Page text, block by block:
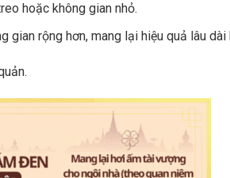
hoặc không gian nhỏ.
gian rộng hơn, mang lại hiệu quả lâu dài